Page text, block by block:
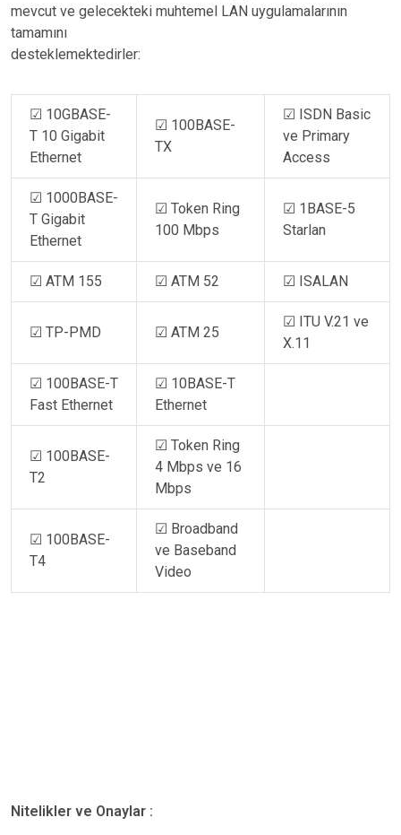
mevcut ve gelecekteki muhtemel LAN uygulamalarının
tamamını
desteklemektedirler:
☑ 10GBASE-
T 10 Gigabit
Ethernet
☑ 100BASE-
TX
☑ ISDN Basic
ve Primary
Access
☑ 1000BASE-
T Gigabit
Ethernet
☑ Token Ring
100 Mbps
☑ 1BASE-5
Starlan
☑ ATM 155 ☑ ATM 52 ☑ ISALAN
☑ TP-PMD ☑ ATM 25
☑ ITU V.21 ve
X.11
☑ 100BASE-T
Fast Ethernet
☑ 10BASE-T
Ethernet
☑ 100BASE-
T2
☑ Token Ring
4 Mbps ve 16
Mbps
☑ 100BASE-
T4
☑ Broadband
ve Baseband
Video
Nitelikler ve Onaylar :